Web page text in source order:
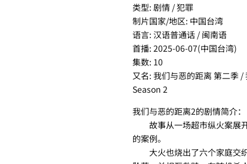
类型: 剧情 / 犯罪
制片国家/地区: 中国台湾
语言: 汉语普通话 / 闽南语
首播: 2025-06-07(中国台湾)
集数: 10
又名: 我们与恶的距离 第二季
Season 2
我们与恶的距离2的剧情简介：
故事从一场超市纵火案展开
的案例。
大火也烧出了六个家庭交织